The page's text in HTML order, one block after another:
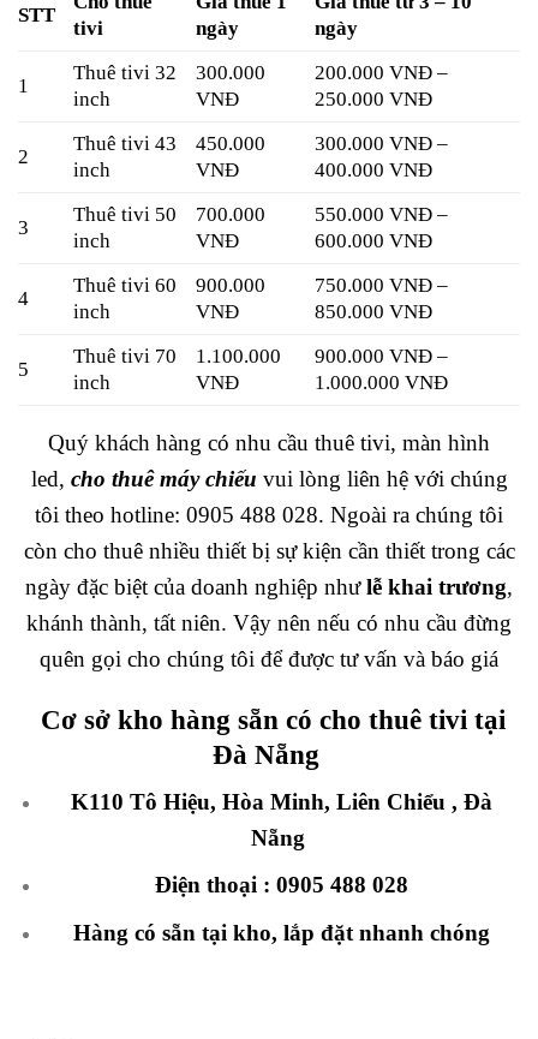
STT
tivi
ngày
ngày
1
Thuê tivi 32
inch
300.000
VNĐ
200.000 VNĐ –
250.000 VNĐ
2
Thuê tivi 43
inch
450.000
VNĐ
300.000 VNĐ –
400.000 VNĐ
3
Thuê tivi 50
inch
700.000
VNĐ
550.000 VNĐ –
600.000 VNĐ
4
Thuê tivi 60
inch
900.000
VNĐ
750.000 VNĐ –
850.000 VNĐ
5
Thuê tivi 70
inch
1.100.000
VNĐ
900.000 VNĐ –
1.000.000 VNĐ
Quý khách hàng có nhu cầu thuê tivi, màn hình
led, cho thuêmáy chiếu vui lòng liên hệ với chúng
tôi theo hotline: 0905 488 028. Ngoài ra chúng tôi
còn cho thuê nhiều thiết bị sự kiện cần thiết trong các
ngày đặc biệt của doanh nghiệp nhưlễ khai trương,
khánh thành, tất niên. Vậy nên nếu có nhu cầu đừng
quên gọi cho chúng tôi để được tư vấn và báo giá
Cơ sở kho hàng sẵn có cho thuê tivi tại
Đà Nẵng
K110 Tô Hiệu, Hòa Minh, Liên Chiểu , Đà
Nẵng
Điện thoại : 0905 488 028
Hàng có sẵn tại kho, lắp đặt nhanh chóng